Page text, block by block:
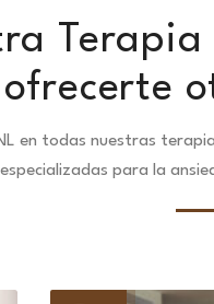
ofrecerte
en todas nuestras
para la